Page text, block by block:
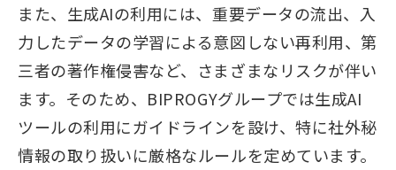
また、生成AIの利用には、重要データの流出、入
力したデータの学習による意図しない再利用、第
三者の著作権侵害など、さまざまなリスクが伴い
ます。そのため、BIPROGYグループでは生成AI
ツールの利用にガイドラインを設け、特に社外秘
情報の取り扱いに厳格なルールを定めています。